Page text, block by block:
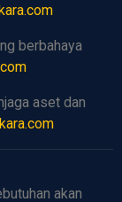
berbahaya
aset dan
akan